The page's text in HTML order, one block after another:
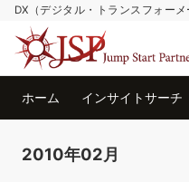
DX（デジタル・トランスフォー
ホーム インサイトサーチ
2010年02月